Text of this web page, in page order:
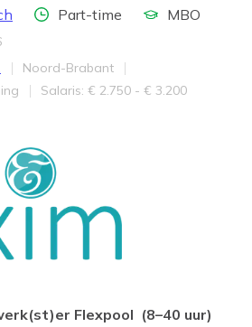
Aantal uren
Part-time Opleidingsniveau
MBO
Provincie
Noord-Brabant
Salaris
Salaris: € 2.750 - € 3.200
Flexpool (8–40 uur)